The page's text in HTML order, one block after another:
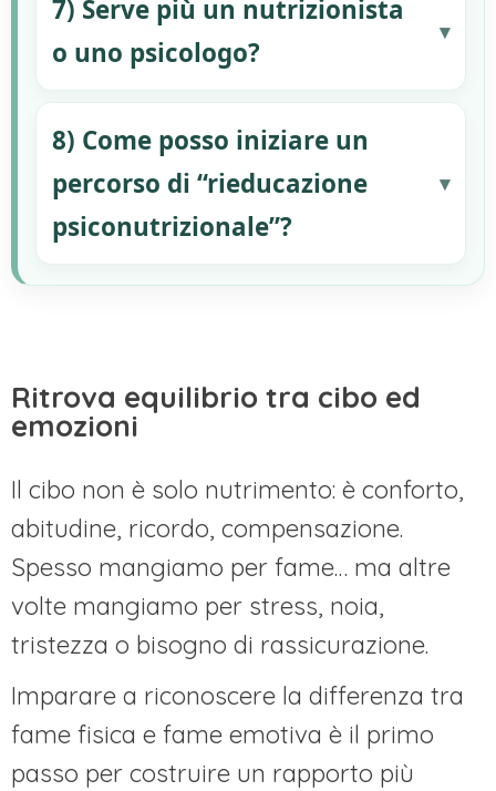
7) Serve più un nutrizionista
o uno psicologo?
8) Come posso iniziare un
percorso di “rieducazione
psiconutrizionale”?
Ritrova equilibrio tra cibo ed
emozioni
Il cibo non è solo nutrimento: è conforto,
abitudine, ricordo, compensazione.
Spesso mangiamo per fame… ma altre
volte mangiamo per stress, noia,
tristezza o bisogno di rassicurazione.
Imparare a riconoscere la differenza tra
fame fisica e fame emotiva è il primo
passo per costruire un rapporto più